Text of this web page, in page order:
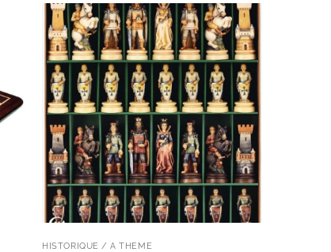
HISTORIQUE / A THÈME